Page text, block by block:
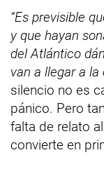
“Es previsible
y que hayan
del Atlántico
van a llegar a la
silencio no es
pánico. Pero
falta de relato
convierte en